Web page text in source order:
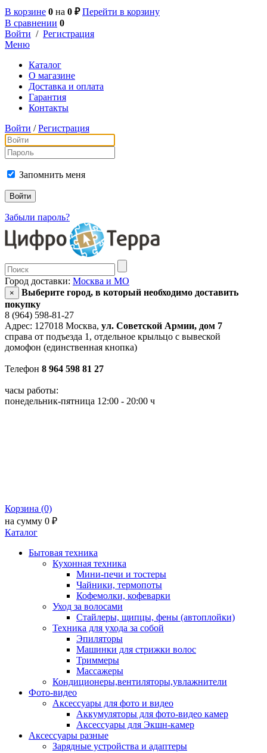
В корзине 0 на 0 ₽ Перейти в корзину
В сравнении 0
Войти / Регистрация
Меню
Каталог
О магазине
Доставка и оплата
Гарантия
Контакты
Войти / Регистрация
Запомнить меня
Забыли пароль?
Город доставки: Москва и МО
×
Выберите город, в который необходимо доставить
покупку
8 (964) 598-81-27
Адрес: 127018 Москва, ул. Советской Армии, дом 7
справа от подъезда 1, отдельное крыльцо с вывеской
домофон (единственная кнопка)
Телефон 8 964 598 81 27
часы работы:
понедельник-пятница 12:00 - 20:00 ч
Корзина (0)
на сумму 0 ₽
Каталог
Бытовая техника
Кухонная техника
Мини-печи и тостеры
Чайники, термопоты
Кофемолки, кофеварки
Уход за волосами
Стайлеры, щипцы, фены (автоплойки)
Техника для ухода за собой
Эпиляторы
Машинки для стрижки волос
Триммеры
Массажеры
Кондиционеры,вентиляторы,увлажнители
Фото-видео
Аксессуары для фото и видео
Аккумуляторы для фото-видео камер
Аксессуары для Экшн-камер
Аксессуары разные
Зарядные устройства и адаптеры